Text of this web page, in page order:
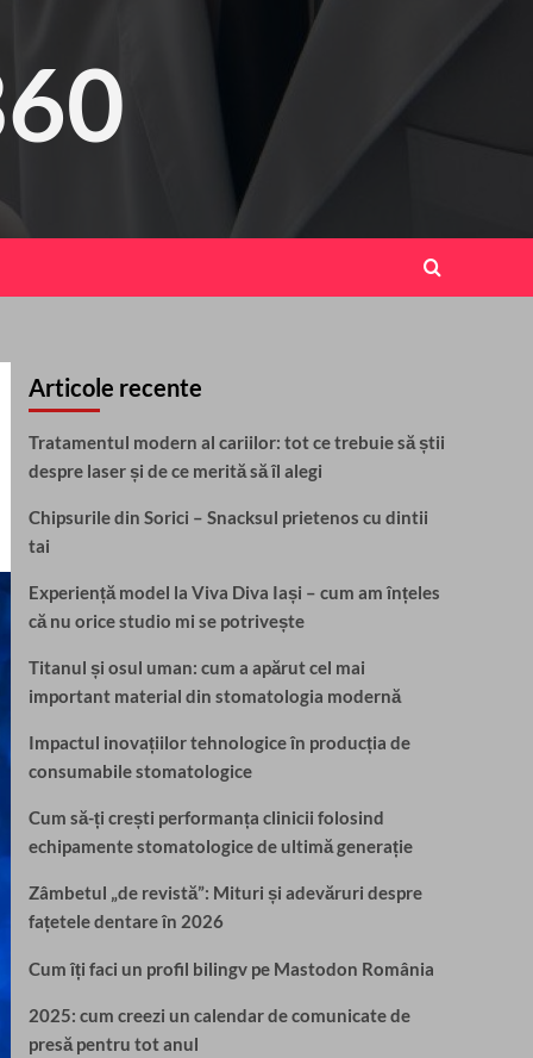
Articole recente
Tratamentul modern al cariilor: tot ce trebuie să știi
despre laser și de ce merită să îl alegi
Chipsurile din Sorici – Snacksul prietenos cu dintii
tai
Experiență model la Viva Diva Iași – cum am înțeles
că nu orice studio mi se potrivește
Titanul și osul uman: cum a apărut cel mai
important material din stomatologia modernă
Impactul inovațiilor tehnologice în producția de
consumabile stomatologice
Cum să-ți crești performanța clinicii folosind
echipamente stomatologice de ultimă generație
Zâmbetul „de revistă”: Mituri și adevăruri despre
fațetele dentare în 2026
Cum îți faci un profil bilingv pe Mastodon România
2025: cum creezi un calendar de comunicate de
presă pentru tot anul